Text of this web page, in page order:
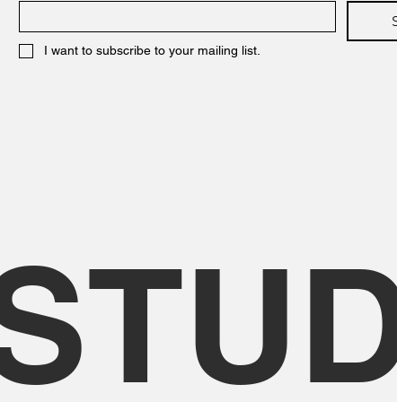
I want to subscribe to your mailing list.